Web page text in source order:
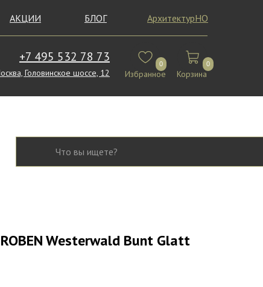
+7 495 532 78 73
Головинское шоссе, 12
АКЦИИ БЛОГ
0 0
Избранное Корзина
АрхитектурНО
Westerwald Bunt Glatt